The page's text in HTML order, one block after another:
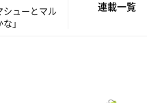
シューとマル
」
連載一覧